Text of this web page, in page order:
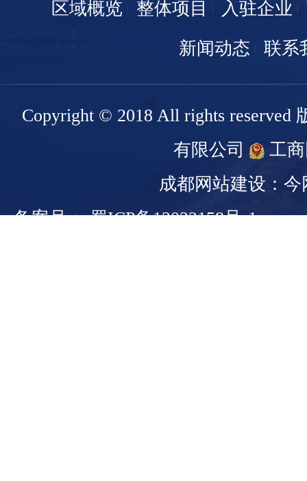
区域概览 整体项目 入驻企业
新闻动态
联系
Copyright © 2018 All rights reserved
有限公司
工
成都网站建设：今
备案号： 蜀ICP备13022158号-1